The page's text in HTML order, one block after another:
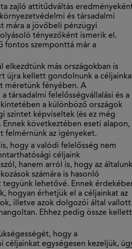
zajló attitűdváltás
és társadalmi
mára a jövőbeli pénzügyi
tényezőként ismerik el.
fontos szemponttá már a
elkezdtünk más országokban is
újra kellett gondolnunk a
méretünk fényében. A
társadalmi felelősségvállalási és a
a különböző országok
szintet képviseltek (és ez még
Ennek következtében eseti alapon,
felmérnünk az igényeket.
hogy a valódi felelősség nem
céljaink
hanem arról is, hogy az általunk
számára is hasonló
lehetővé. Ennek
hogyan érhetjük el a céljainkat az
illetve azok dolgozói által vallott
Ehhez pedig össze kellett
hogy a
céljainkat egységesen kezeljük,